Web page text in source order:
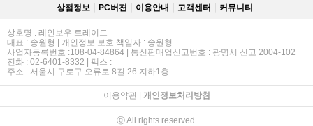
상점정보 PC버젼 이용안내 고객센터 커뮤니티
상호명 : 레인보우 트레이드
대표 : 송원형 | 개인정보 보호 책임자 : 송원형
사업자등록번호 :108-04-84864 | 통신판매업신고번호 : 광명시 신고 2004-102
전화 : 02-6401-8332 | 팩스 :
주소 : 서울시 구로구 오류로 8길 26 지하1층
이용약관| 개인정보처리방침
ⓒ All rights reserved.